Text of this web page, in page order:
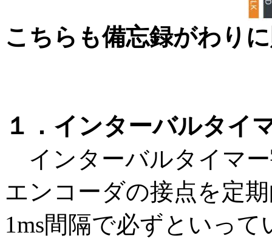
こちらも備忘録がわり
１．インターバルタイ
インターバルタイマ
エンコーダの接点を定
1ms間隔で必ずといっ